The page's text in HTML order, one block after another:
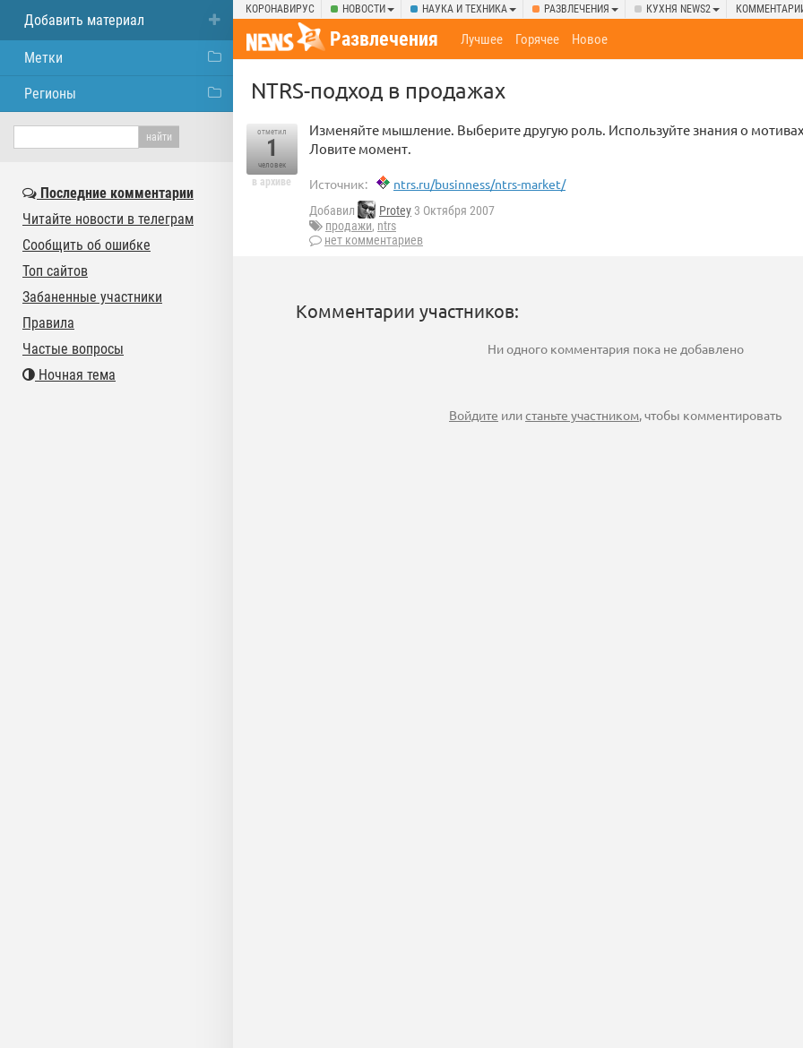
КОРОНАВИРУС НОВОСТИ НАУКА И ТЕХНИКА РАЗВЛЕЧЕНИЯ КУХНЯ NEWS2
Развлечения Лучшее Горячее Новое
NTRS-подход в продажах
отметил
1
человек
в архиве
Изменяйте мышление. Выберите другую роль. Используйте знания о
Ловите момент.
Источник: ntrs.ru/businness/ntrs-market/
Добавил Protey 3 Октября 2007
продажи, ntrs
нет комментариев
Комментарии участников:
Ни одного комментария пока не добавлено
Войдите илистаньте участником, чтобы комментировать
Добавить материал
Метки
Регионы
Последние комментарии
Читайте новости в телеграм
Сообщить об ошибке
Топ сайтов
Забаненные участники
Правила
Частые вопросы
Ночная тема